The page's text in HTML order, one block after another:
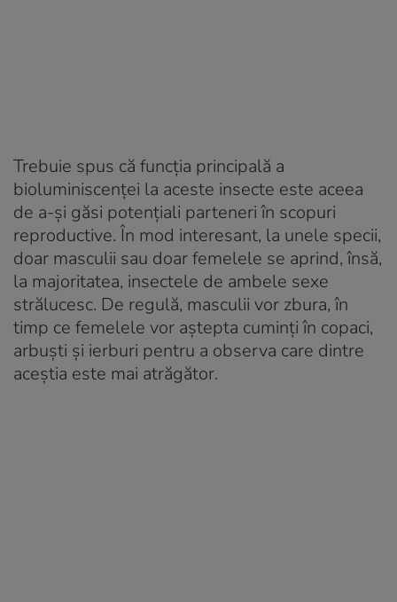
Trebuie spus că funcția principală a
bioluminiscenței la aceste insecte este aceea
de a-și găsi potențiali parteneri în scopuri
reproductive. În mod interesant, la unele specii,
doar masculii sau doar femelele se aprind, însă,
la majoritatea, insectele de ambele sexe
strălucesc. De regulă, masculii vor zbura, în
timp ce femelele vor aștepta cuminți în copaci,
arbuști și ierburi pentru a observa care dintre
aceștia este mai atrăgător.